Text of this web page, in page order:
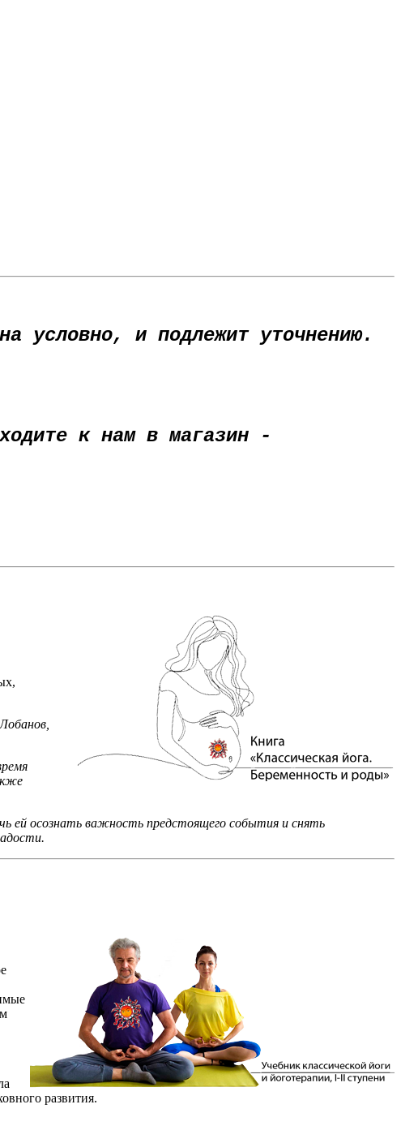
условно, и подлежит уточнению.
к нам в магазин -
ей осознать важность предстоящего события и снять
развития.